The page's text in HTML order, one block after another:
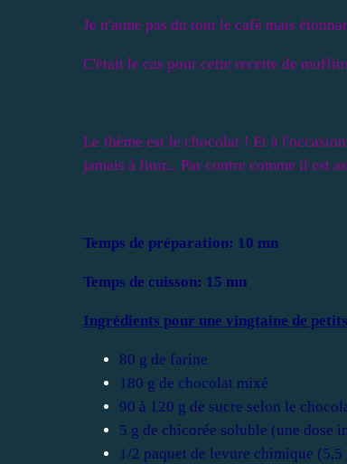
Je n'aime pas du tout le café mais
C'était le cas pour cette recette de
Le thème est le chocolat ! Et à
jamais à finir... Par contre comme il est
Temps de préparation: 10 mn
Temps de cuisson: 15 mn
Ingrédients pour une vingtaine de
80 g de farine
180 g de chocolat mixé
90 à 120 g de sucre selon le
5 g de chicorée soluble (une dose
1/2 paquet de levure chimique (5,5